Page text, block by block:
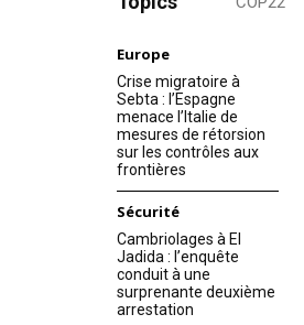
Europe
Crise migratoire à
Sebta : l’Espagne
menace l’Italie de
mesures de rétorsion
sur les contrôles aux
frontières
Sécurité
Cambriolages à El
Jadida : l’enquête
conduit à une
surprenante deuxième
arrestation